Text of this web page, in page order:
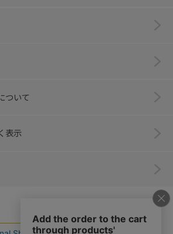
ついて
表示